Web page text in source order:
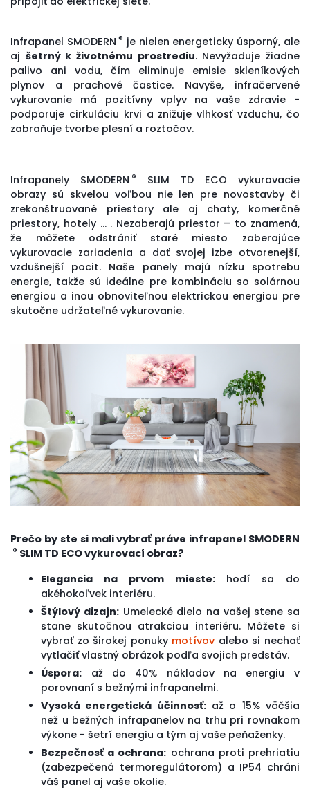
Infrapanel SMODERN ® je nielen energeticky úsporný, ale
aj šetrný k životnému prostrediu. Nevyžaduje žiadne
palivo ani vodu, čím eliminuje emisie skleníkových
plynov a prachové častice. Navyše, infračervené
vykurovanie má pozitívny vplyv na vaše zdravie -
podporuje cirkuláciu krvi a znižuje vlhkosť vzduchu, čo
zabraňuje tvorbe plesní a roztočov.
Infrapanely SMODERN ® SLIM TD ECO
vykurovacie
obrazy sú skvelou voľbou nie len pre novostavby či
zrekonštruované priestory ale aj chaty, komerčné
priestory, hotely ... . Nezaberajú priestor – to znamená,
že môžete odstrániť staré miesto zaberajúce
vykurovacie zariadenia a dať svojej izbe otvorenejší,
vzdušnejší pocit. Naše panely majú nízku spotrebu
energie, takže sú ideálne pre kombináciu so solárnou
energiou a inou obnoviteľnou elektrickou energiou pre
skutočne udržateľné vykurovanie.
Prečo by ste si mali vybrať práve infrapanel SMODERN
® SLIM TD ECOvykurovací obraz?
Elegancia na prvom mieste:
hodí sa do
akéhokoľvek interiéru.
Štýlový dizajn: Umelecké dielo na vašej stene sa
stane skutočnou atrakciou interiéru. Môžete si
vybrať zo širokej ponuky motívov alebo si nechať
vytlačiť vlastný obrázok podľa svojich predstáv.
Úspora:
až do 40% nákladov na energiu v
porovnaní s bežnými infrapanelmi.
Vysoká energetická účinnosť: až o 15% väčšia
než u bežných infrapanelov na trhu pri rovnakom
výkone - šetrí energiu a tým aj vaše peňaženky.
Bezpečnosť a ochrana: ochrana proti prehriatiu
(zabezpečená termoregulátorom) a IP54 chráni
váš panel aj vaše okolie.